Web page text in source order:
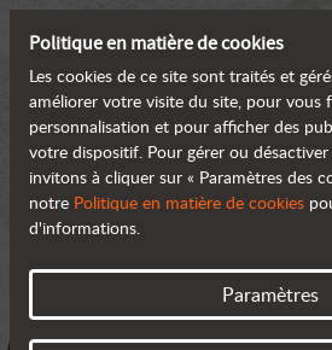
Politique en matière de cookies
Les cookies de ce site sont traités et
améliorer votre visite du site, pour vous
personnalisation et pour afficher des
votre dispositif. Pour gérer ou
invitons à cliquer sur « Paramètres des
notre Politique en matière de cookies
d'informations.
Paramètres